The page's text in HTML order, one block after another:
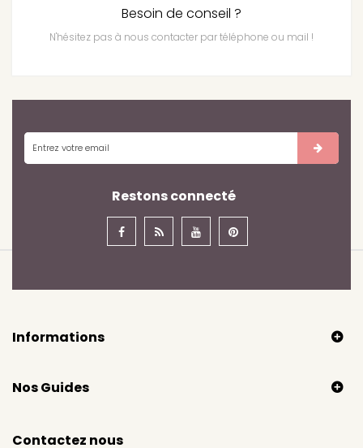
Besoin de conseil ?
N'hésitez pas à nous contacter par téléphone ou mail !
Restons connecté
Informations
Nos Guides
Contactez nous